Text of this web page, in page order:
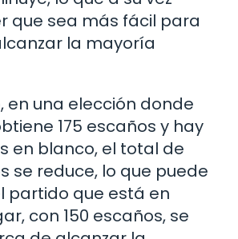
que sea más fácil para
la mayoría
en una elección donde
175 escaños y hay
en blanco, el total de
se reduce, lo que puede
partido que está en
con 150 escaños, se